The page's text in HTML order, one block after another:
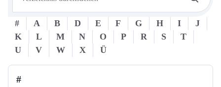
# A B D E F G H I
J
K
L M N O P R S
T
U
V W X Ü
#